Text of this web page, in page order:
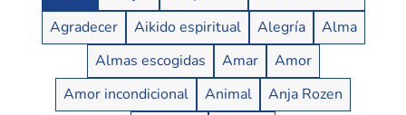
Agradecer
Aikido espiritual Alegría
Alma
Almas escogidas
Amar
Amor
Amor incondicional
Animal
Anja Rozen